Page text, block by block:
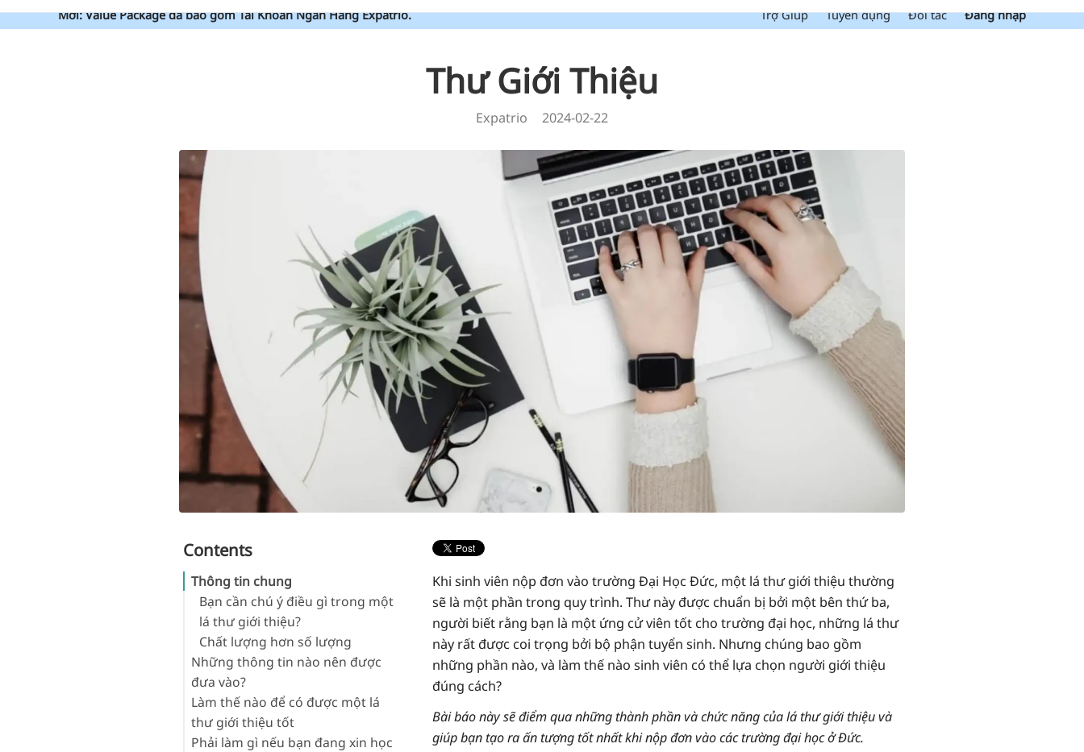
Mới: Value Package đã bao gồm Tài Khoản Ngân Hàng Expatrio. Trợ Giúp Tuyển dụng Đối tác Đăng nhập
Thư Giới Thiệu
Expatrio 2024-02-22
Contents
Thông tin chung
Bạn cần chú ý điều gì trong một
lá thư giới thiệu?
Chất lượng hơn số lượng
Những thông tin nào nên được
đưa vào?
Đặt câu hỏi ví dụ
Làm thế nào để có được một lá
thư giới thiệu tốt
Phải làm gì nếu bạn đang xin học
Khi sinh viên nộp đơn vào trường Đại Học Đức, một lá thư giới thiệu thường
sẽ là một phần trong quy trình. Thư này được chuẩn bị bởi một bên thứ ba,
người biết rằng bạn là một ứng cử viên tốt cho trường đại học, những lá thư
này rất được coi trọng bởi bộ phận tuyển sinh. Nhưng chúng bao gồm
những phần nào, và làm thế nào sinh viên có thể lựa chọn người giới thiệu
đúng cách?
Bài báo này sẽ điểm qua những thành phần và chức năng của lá thư giới thiệu và
giúp bạn tạo ra ấn tượng tốt nhất khi nộp đơn vào các trường đại học ở Đức.